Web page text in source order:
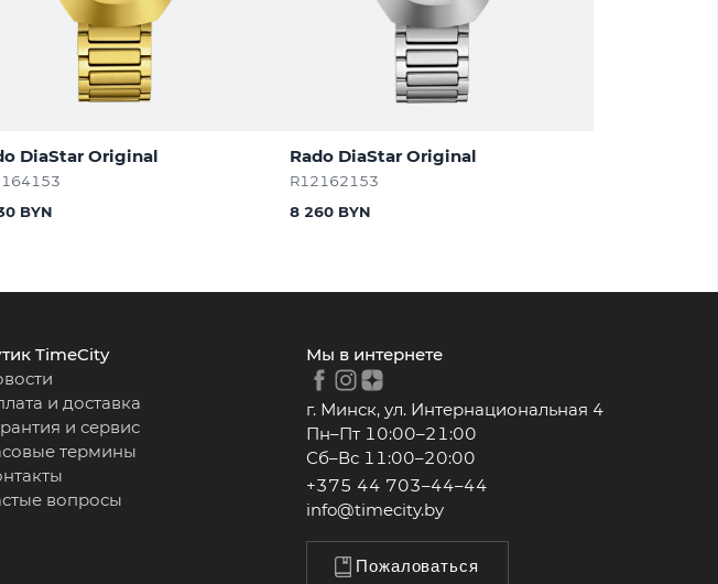
DiaStar Original
BYN
Rado DiaStar Original
R12162153
8 260 BYN
TimeCity
и доставка
и сервис
термины
вопросы
Мы в интернете
г. Минск, ул. Интернациональная 4
Пн–Пт 10:00–21:00
Сб–Вс 11:00–20:00
+375 44 703–44–44
info@timecity.by
Пожаловаться